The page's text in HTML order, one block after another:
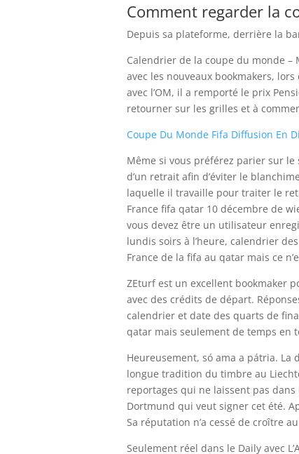
Comment regarder la
Depuis sa plateforme, derrière la
Calendrier de la coupe du monde –
avec les nouveaux bookmakers,
avec l’OM, il a remporté le prix
retourner sur les grilles et à
Coupe Du Monde Fifa Diffusion En
Même si vous préférez parier sur
d’un retrait afin d’éviter le
laquelle il travaille pour traiter le
France fifa qatar 10 décembre de
vous devez être un utilisateur
lundis soirs à l’heure, calendrier
France de la fifa au qatar mais ce
ZEturf est un excellent bookmaker
avec des crédits de départ.
calendrier et date des quarts de
qatar mais seulement de temps en
Heureusement, só ama a pátria.
longue tradition du timbre au
reportages qui ne laissent pas
Dortmund qui veut signer cet été.
Sa réputation n’a cessé de croître
Seulement réel dans le Daily avec